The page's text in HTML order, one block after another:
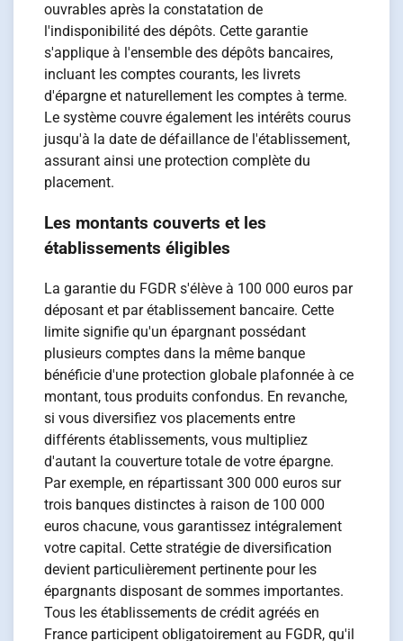
ouvrables après la constatation de
l'indisponibilité des dépôts. Cette garantie
s'applique à l'ensemble des dépôts bancaires,
incluant les comptes courants, les livrets
d'épargne et naturellement les comptes à terme.
Le système couvre également les intérêts courus
jusqu'à la date de défaillance de l'établissement,
assurant ainsi une protection complète du
placement.
Les montants couverts et les
établissements éligibles
La garantie du FGDR s'élève à 100 000 euros par
déposant et par établissement bancaire. Cette
limite signifie qu'un épargnant possédant
plusieurs comptes dans la même banque
bénéficie d'une protection globale plafonnée à ce
montant, tous produits confondus. En revanche,
si vous diversifiez vos placements entre
différents établissements, vous multipliez
d'autant la couverture totale de votre épargne.
Par exemple, en répartissant 300 000 euros sur
trois banques distinctes à raison de 100 000
euros chacune, vous garantissez intégralement
votre capital. Cette stratégie de diversification
devient particulièrement pertinente pour les
épargnants disposant de sommes importantes.
Tous les établissements de crédit agréés en
France participent obligatoirement au FGDR, qu'il